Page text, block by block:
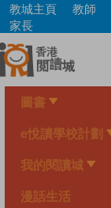
Skip
main
content
教城主頁 教師
家長
圖書
e悅讀學校計劃
我的閱讀城
漫話生活